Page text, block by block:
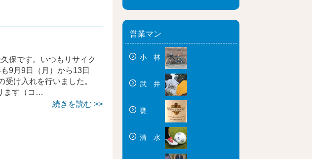
保です。いつもリサイク
9月9日（月）から13日
受け入れを行いました。
ます（コ…
続きを読む >>
営業マン
小 林
武 井
甕
清 水